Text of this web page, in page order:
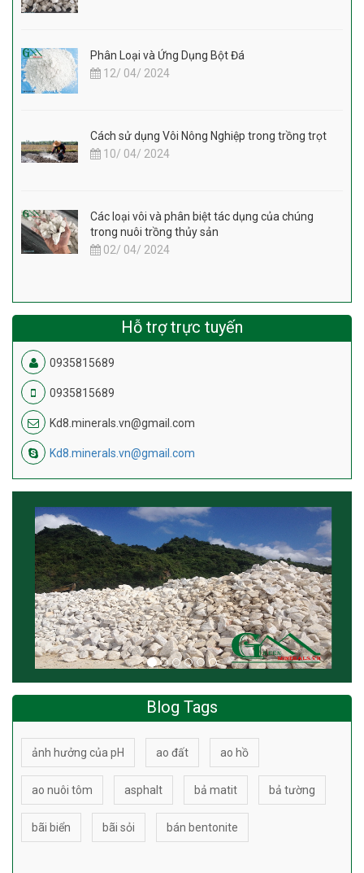
Phân Loại và Ứng Dụng Bột Đá
12/ 04/ 2024
Cách sử dụng Vôi Nông Nghiệp trong trồng trọt
10/ 04/ 2024
Các loại vôi và phân biệt tác dụng của chúng
trong nuôi trồng thủy sản
02/ 04/ 2024
Hỗ trợ trực tuyến
0935815689
0935815689
Kd8.minerals.vn@gmail.com
Kd8.minerals.vn@gmail.com
Blog Tags
ao nuôi tôm asphalt bả matit
bãi biển bãi sỏi bán bentonite